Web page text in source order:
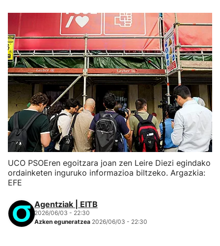
UCO PSOEren egoitzara joan zen Leire Diezi egindako
ordainketen inguruko informazioa biltzeko. Argazkia:
EFE
Agentziak | EITB
2026/06/03 - 22:30
Azken eguneratzea 2026/06/03 - 22:30